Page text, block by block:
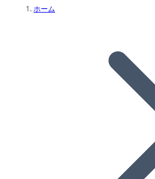
ホーム